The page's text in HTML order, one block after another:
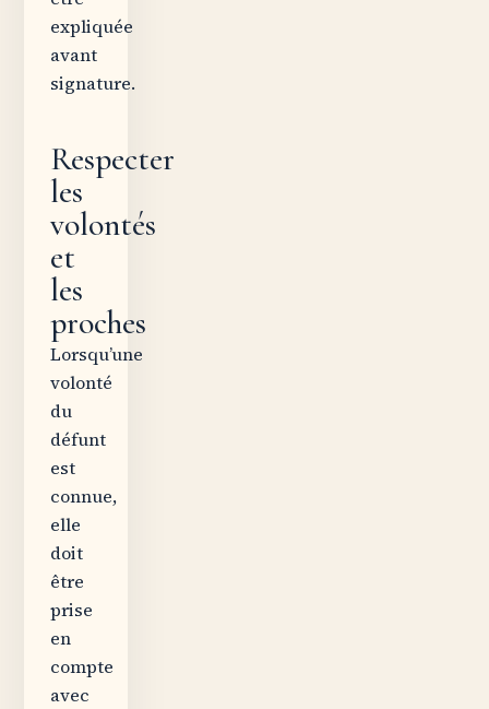
expliquée
avant
signature.
Respecter
les
volontés
et
les
proches
Lorsqu’une
volonté
du
défunt
est
connue,
elle
doit
être
prise
en
compte
avec